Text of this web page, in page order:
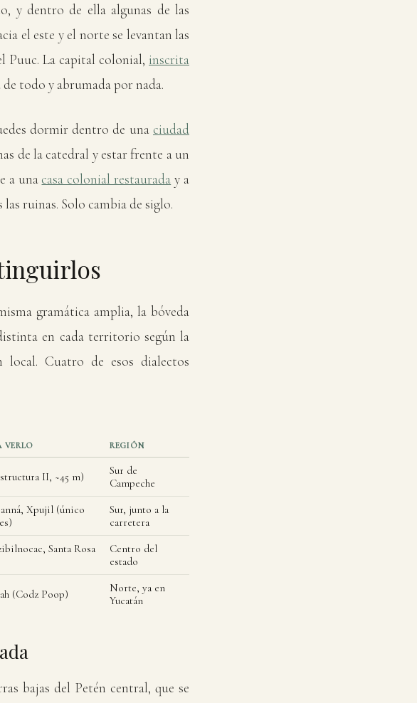
y dentro de ella algunas de las
el este y el norte se levantan las
Puuc. La capital colonial, inscrita
todo y abrumada por nada.
dormir dentro de una ciudad
de la catedral y estar frente a un
a una casa colonial restaurada y a
ruinas. Solo cambia de siglo.
gramática amplia, la bóveda
en cada territorio según la
local. Cuatro de esos dialectos
VERLO REGIÓN
II, ~45 m)
Sur de
Campeche
Xpujil (único
Sur, junto a la
carretera
Santa Rosa
Centro del
estado
(Codz Poop)
Norte, ya en
Yucatán
bajas del Petén central, que se